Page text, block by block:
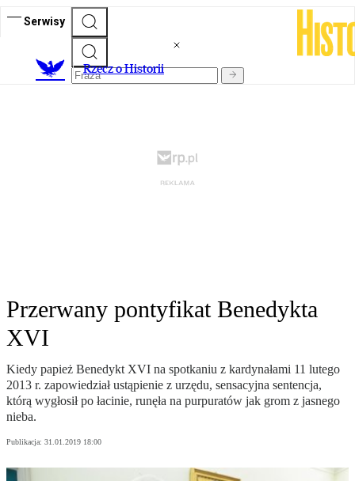
Serwisy
Rzecz o Historii
Przerwany pontyfikat Benedykta
XVI
Kiedy papież Benedykt XVI na spotkaniu z kardynałami 11 lutego
2013 r. zapowiedział ustąpienie z urzędu, sensacyjna sentencja,
którą wygłosił po łacinie, runęła na purpuratów jak grom z jasnego
nieba.
Publikacja: 31.01.2019 18:00